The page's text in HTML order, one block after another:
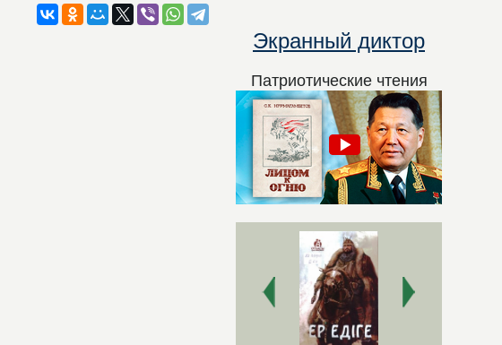
Экранный диктор
Патриотические чтения